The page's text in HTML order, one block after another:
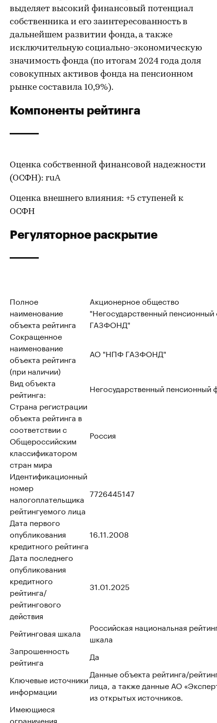
выделяет высокий финансовый потенциал
собственника и его заинтересованность в
дальнейшем развитии фонда, а также
исключительную социально-экономическую
значимость фонда (по итогам 2024 года доля
совокупных активов фонда на пенсионном
рынке составила 10,9%).
Компоненты рейтинга
Оценка собственной финансовой надежности
(ОСФН): ruA
Оценка внешнего влияния: +5 ступеней к
ОСФН
Регуляторное раскрытие
Полное
наименование
объекта рейтинга
Акционерное общество
"Негосударственный
ГАЗФОНД"
Сокращенное
наименование
объекта рейтинга
(при наличии)
АО "НПФ ГАЗФОНД"
Вид объекта
рейтинга:
Негосударственный пенсионный
Страна регистрации
объекта рейтинга в
соответствии с
Общероссийским
классификатором
стран мира
Россия
Идентификационный
номер
налогоплательщика
рейтингуемого лица
7726445147
Дата первого
опубликования
кредитного рейтинга
16.11.2008
Дата последнего
опубликования
кредитного
рейтинга/
рейтингового
действия
31.01.2025
Рейтинговая шкала
Российская национальная
шкала
Запрошенность
рейтинга
Да
Ключевые источники
информации
Данные объекта рейтинга/
лица, а также данные АО
из открытых источников.
Имеющиеся
ограничения